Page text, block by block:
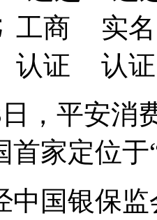
，平安消
首家定位
中国银保